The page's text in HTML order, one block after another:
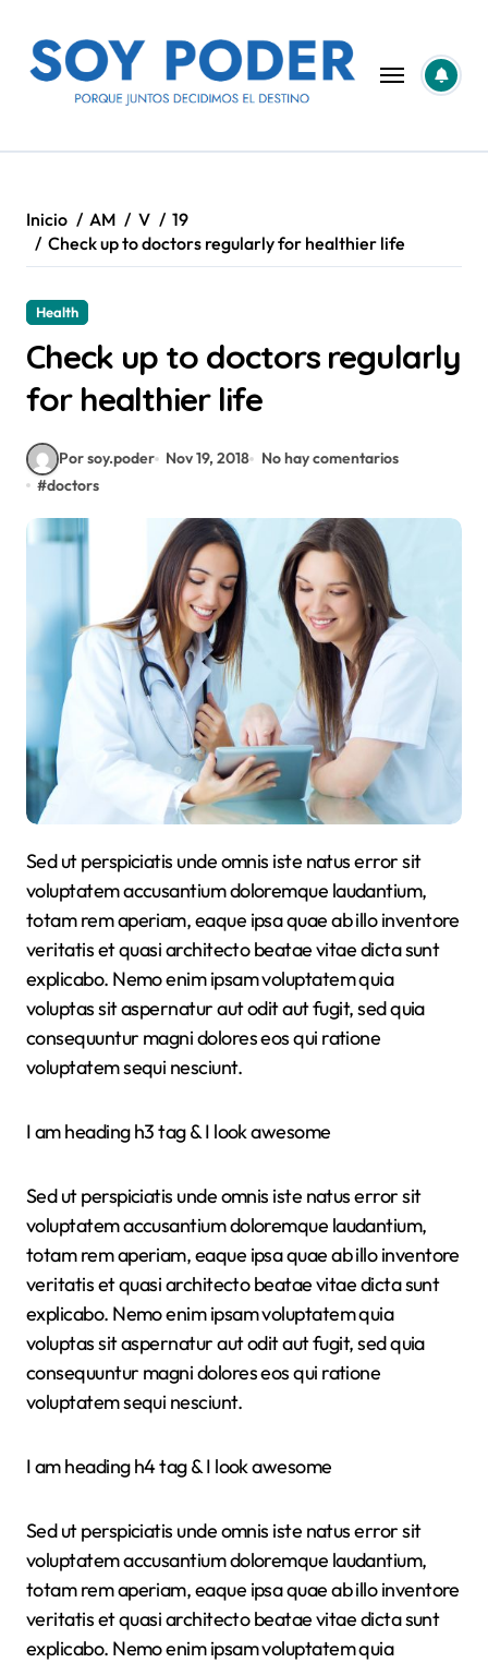
contenido
Inicio AM V
19
Check up to doctors regularly for healthier life
Health
Check up to doctors regularly
for healthier life
Por soy.poder Nov 19, 2018
No hay comentarios
#doctors
Sed ut perspiciatis unde omnis iste natus error sit
voluptatem accusantium doloremque laudantium,
totam rem aperiam, eaque ipsa quae ab illo inventore
veritatis et quasi architecto beatae vitae dicta sunt
explicabo. Nemo enim ipsam voluptatem quia
voluptas sit aspernatur aut odit aut fugit, sed quia
consequuntur magni dolores eos qui ratione
voluptatem sequi nesciunt.
I am heading h3 tag & I look awesome
Sed ut perspiciatis unde omnis iste natus error sit
voluptatem accusantium doloremque laudantium,
totam rem aperiam, eaque ipsa quae ab illo inventore
veritatis et quasi architecto beatae vitae dicta sunt
explicabo. Nemo enim ipsam voluptatem quia
voluptas sit aspernatur aut odit aut fugit, sed quia
consequuntur magni dolores eos qui ratione
voluptatem sequi nesciunt.
I am heading h4 tag & I look awesome
Sed ut perspiciatis unde omnis iste natus error sit
voluptatem accusantium doloremque laudantium,
totam rem aperiam, eaque ipsa quae ab illo inventore
veritatis et quasi architecto beatae vitae dicta sunt
explicabo. Nemo enim ipsam voluptatem quia